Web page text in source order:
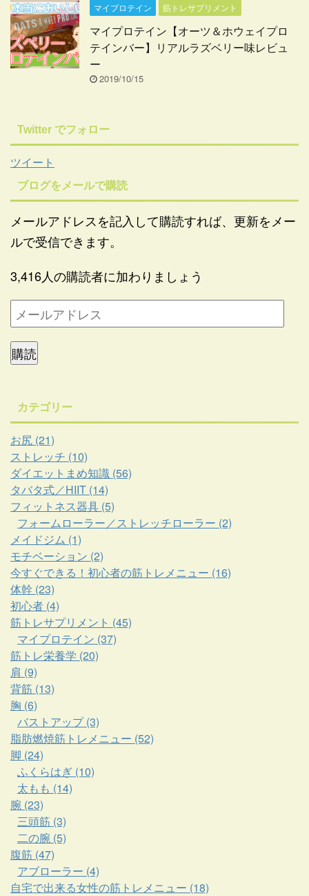
マイプロテイン 筋トレサプリメント
マイプロテイン【オーツ＆ホウェイプロ
テインバー】リアルラズベリー味レビュ
ー
2019/10/15
Twitter でフォロー
ツイート
ブログをメールで購読
メールアドレスを記入して購読すれば、更新をメー
ルで受信できます。
3,416人の購読者に加わりましょう
購読
カテゴリー
お尻 (21)
ストレッチ (10)
ダイエットまめ知識 (56)
タバタ式／HIIT (14)
フィットネス器具 (5)
フォームローラー／ストレッチローラー (2)
メイドジム (1)
モチベーション (2)
今すぐできる！初心者の筋トレメニュー (16)
体幹 (23)
初心者 (4)
筋トレサプリメント (45)
マイプロテイン (37)
筋トレ栄養学 (20)
肩 (9)
背筋 (13)
胸 (6)
バストアップ (3)
脂肪燃焼筋トレメニュー (52)
脚 (24)
ふくらはぎ (10)
太もも (14)
腕 (23)
三頭筋 (3)
二の腕 (5)
腹筋 (47)
アブローラー (4)
自宅で出来る女性の筋トレメニュー (18)